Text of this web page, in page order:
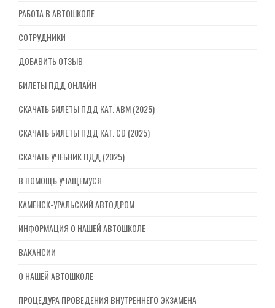
РАБОТА В АВТОШКОЛЕ
СОТРУДНИКИ
ДОБАВИТЬ ОТЗЫВ
БИЛЕТЫ ПДД ОНЛАЙН
СКАЧАТЬ БИЛЕТЫ ПДД КАТ. ABM (2025)
СКАЧАТЬ БИЛЕТЫ ПДД КАТ. CD (2025)
СКАЧАТЬ УЧЕБНИК ПДД (2025)
В ПОМОЩЬ УЧАЩЕМУСЯ
КАМЕНСК-УРАЛЬСКИЙ АВТОДРОМ
ИНФОРМАЦИЯ О НАШЕЙ АВТОШКОЛЕ
ВАКАНСИИ
О НАШЕЙ АВТОШКОЛЕ
ПРОЦЕДУРА ПРОВЕДЕНИЯ ВНУТРЕННЕГО ЭКЗАМЕНА